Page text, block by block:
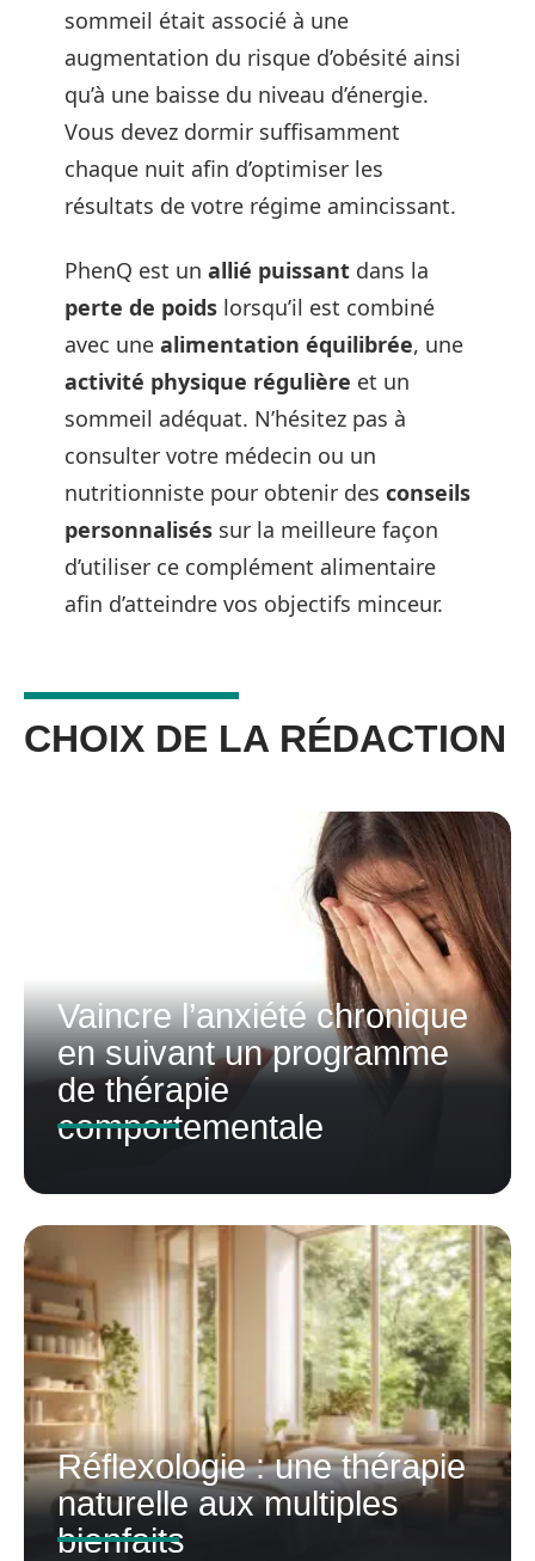
sommeil était associé à une
augmentation du risque d’obésité ainsi
qu’à une baisse du niveau d’énergie.
Vous devez dormir suffisamment
chaque nuit afin d’optimiser les
résultats de votre régime amincissant.
PhenQ est un allié puissant dans la
perte de poids lorsqu’il est combiné
avec une alimentation équilibrée, une
activité physique régulière et un
sommeil adéquat. N’hésitez pas à
consulter votre médecin ou un
nutritionniste pour obtenir des conseils
personnalisés sur la meilleure façon
d’utiliser ce complément alimentaire
afin d’atteindre vos objectifs minceur.
CHOIX DE LA RÉDACTION
Vaincre l’anxiété chronique
en suivant un programme
de thérapie
comportementale
Réflexologie : une thérapie
naturelle aux multiples
bienfaits